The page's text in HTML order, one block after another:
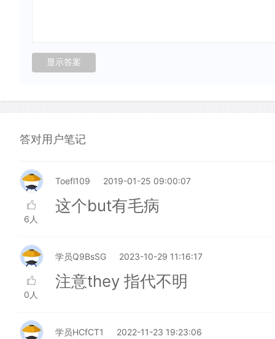
答对用户笔记
6人
Toefl109 2019-01-25 09:00:07
这个but有毛病
0人
学员Q9BsSG 2023-10-29 11:16:17
注意they 指代不明
学员HCfCT1 2022-11-23 19:23:06